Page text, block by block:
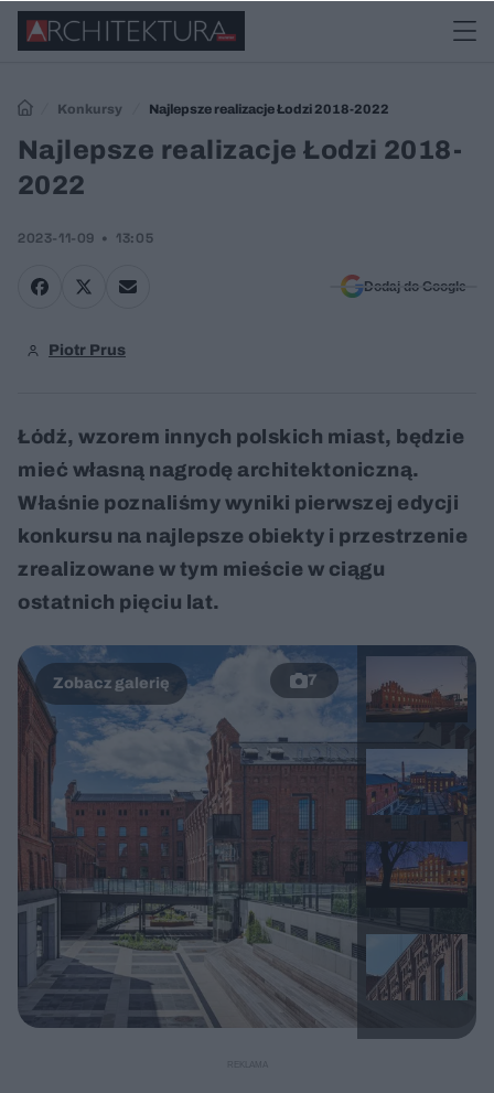
Konkursy Najlepsze realizacje Łodzi 2018-2022
Najlepsze realizacje Łodzi 2018-
2022
2023-11-09 13:05
Dodaj do Google
Piotr Prus
Łódź, wzorem innych polskich miast, będzie
mieć własną nagrodę architektoniczną.
Właśnie poznaliśmy wyniki pierwszej edycji
konkursu na najlepsze obiekty i przestrzenie
zrealizowane w tym mieście w ciągu
ostatnich pięciu lat.
7